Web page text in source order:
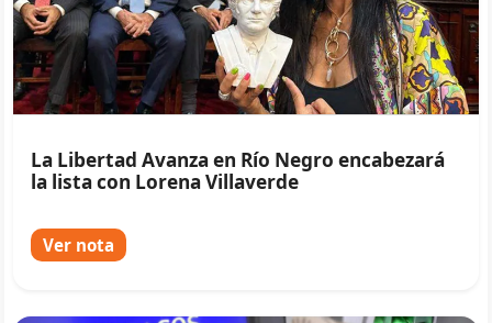
La Libertad Avanza en Río Negro encabezará
la lista con Lorena Villaverde
Ver nota